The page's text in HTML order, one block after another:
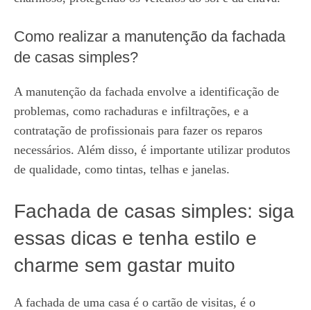
Como realizar a manutenção da fachada
de casas simples?
A manutenção da fachada envolve a identificação de
problemas, como rachaduras e infiltrações, e a
contratação de profissionais para fazer os reparos
necessários. Além disso, é importante utilizar produtos
de qualidade, como tintas, telhas e janelas.
Fachada de casas simples: siga
essas dicas e tenha estilo e
charme sem gastar muito
A fachada de uma casa é o cartão de visitas, é o